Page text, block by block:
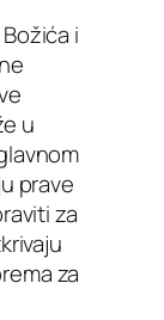
i
u
prave
za
za